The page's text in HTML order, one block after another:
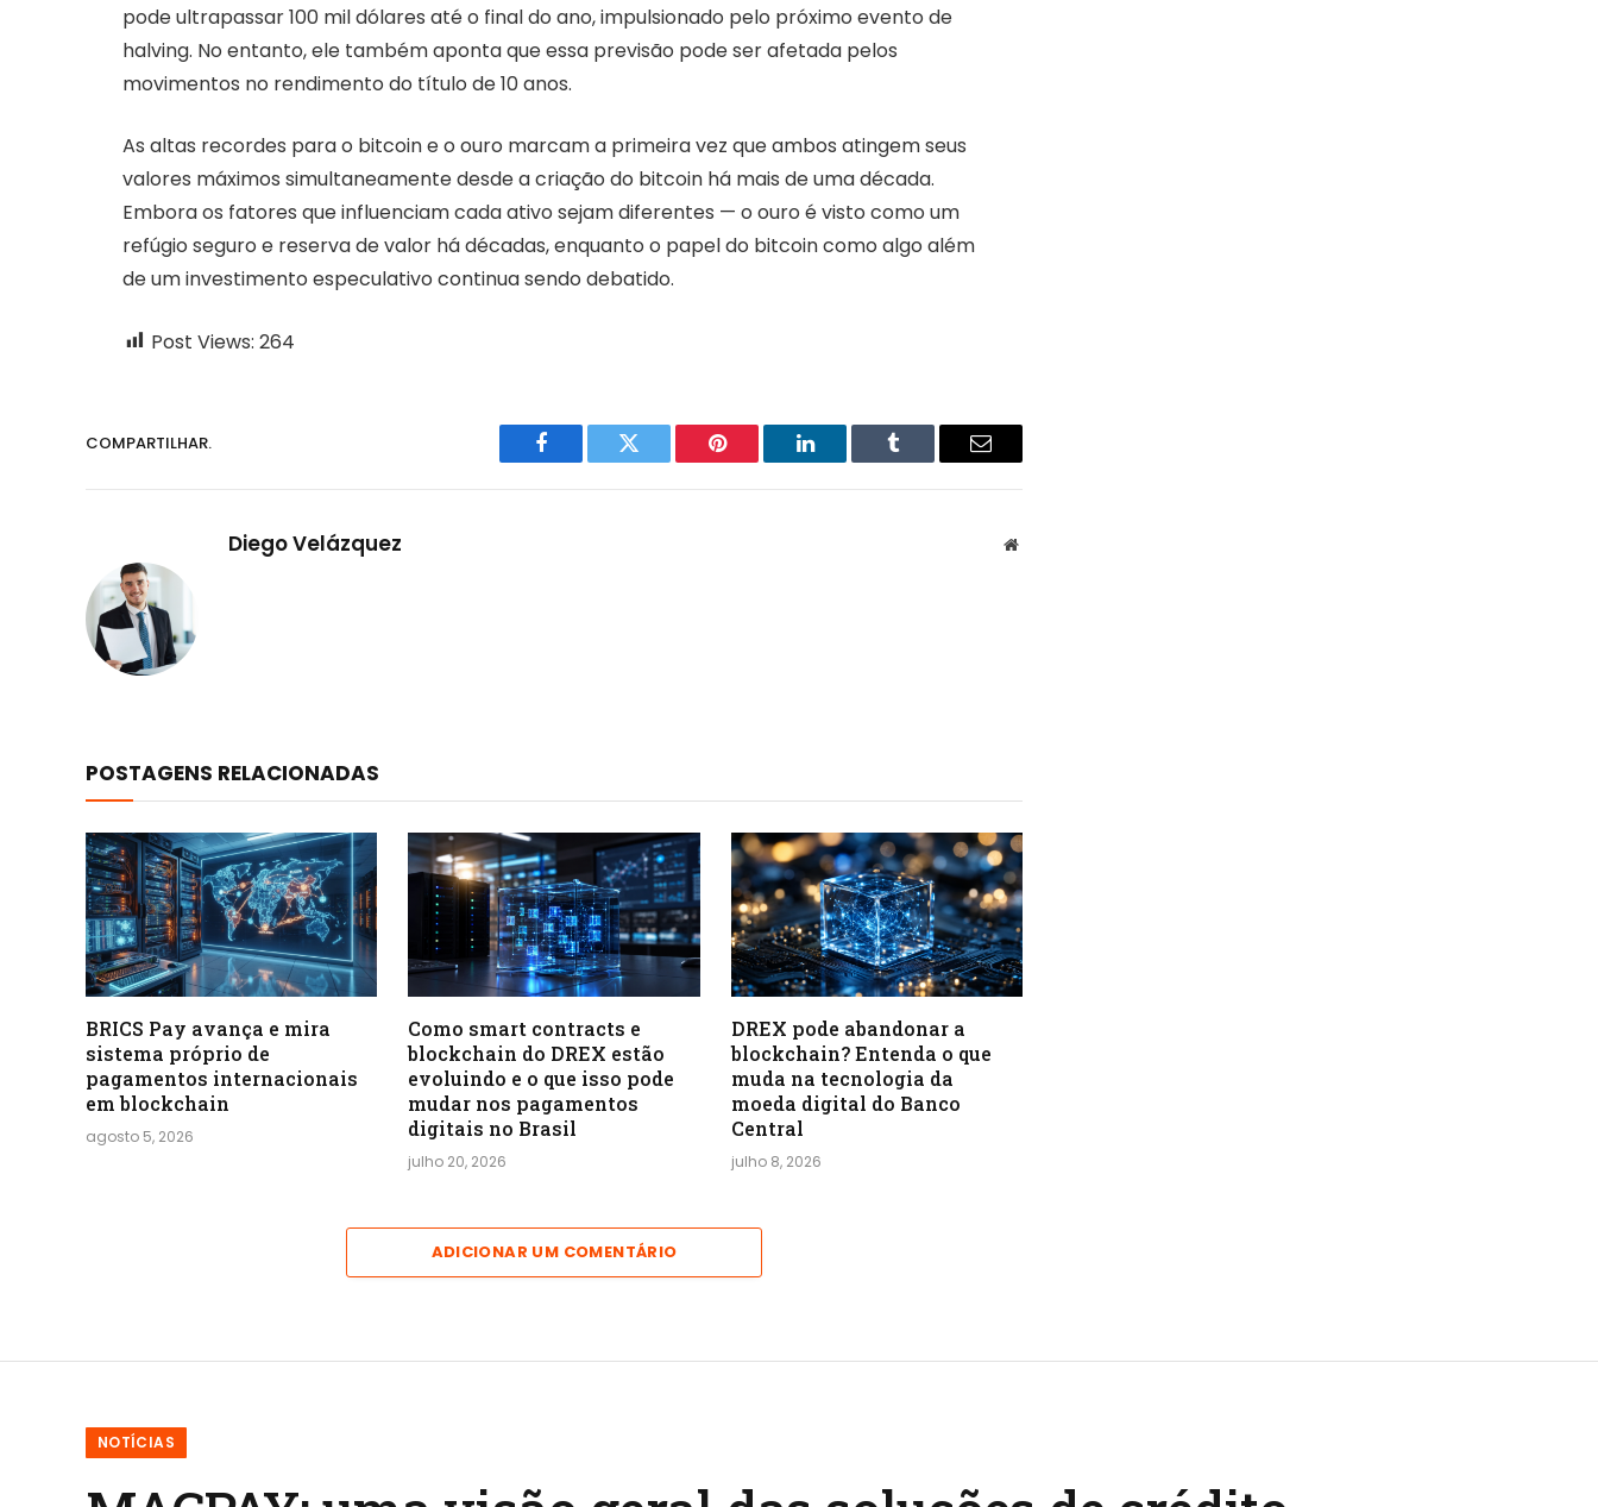
pode ultrapassar 100 mil dólares até o final do ano, impulsionado pelo próximo evento de
halving. No entanto, ele também aponta que essa previsão pode ser afetada pelos
movimentos no rendimento do título de 10 anos.
As altas recordes para o bitcoin e o ouro marcam a primeira vez que ambos atingem seus
valores máximos simultaneamente desde a criação do bitcoin há mais de uma década.
Embora os fatores que influenciam cada ativo sejam diferentes — o ouro é visto como um
refúgio seguro e reserva de valor há décadas, enquanto o papel do bitcoin como algo além
de um investimento especulativo continua sendo debatido.
Post Views: 264
COMPARTILHAR.
Facebook Twitter Pinterest LinkedIn Tumblr Email
Diego Velázquez Website
POSTAGENS RELACIONADAS
BRICS Pay avança e mira
sistema próprio de
pagamentos internacionais
em blockchain
agosto 5, 2026
Como smart contracts e
blockchain do DREX estão
evoluindo e o que isso pode
mudar nos pagamentos
digitais no Brasil
julho 20, 2026
DREX pode abandonar a
blockchain? Entenda o que
muda na tecnologia da
moeda digital do Banco
Central
julho 8, 2026
ADICIONAR UM COMENTÁRIO
NOTÍCIAS